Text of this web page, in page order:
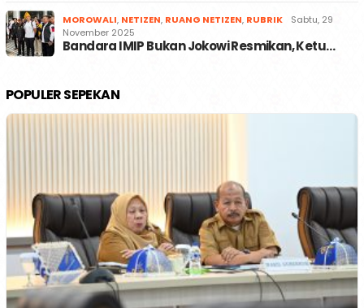
MOROWALI, NETIZEN, RUANG NETIZEN, RUBRIK
Sabtu, 29
November 2025
Bandara IMIP Bukan Jokowi Resmikan, Ketu…
POPULER SEPEKAN